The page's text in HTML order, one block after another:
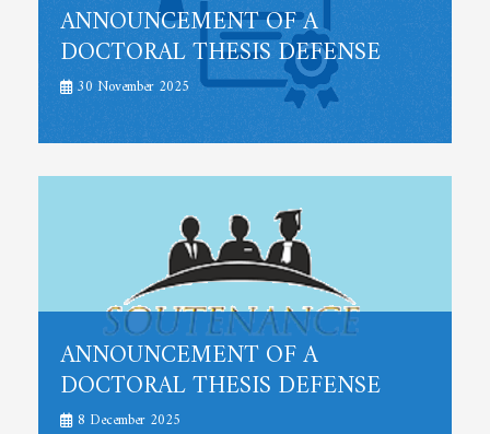
ANNOUNCEMENT OF A
DOCTORAL THESIS DEFENSE
30 November 2025
ANNOUNCEMENT OF A
DOCTORAL THESIS DEFENSE
8 December 2025